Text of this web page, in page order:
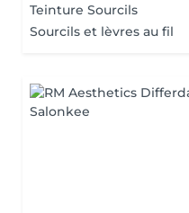
Teinture Sourcils
Sourcils et lèvres au fil